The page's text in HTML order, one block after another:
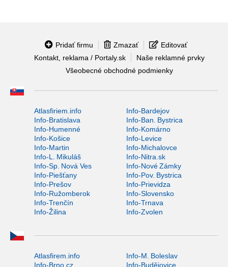
Pridať firmu Zmazať
Editovať
Kontakt, reklama / Portaly.sk
Naše reklamné prvky
Všeobecné obchodné podmienky
Atlasfiriem.info
Info-Bardejov
Info-Bratislava
Info-Ban. Bystrica
Info-Humenné
Info-Komárno
Info-Košice
Info-Levice
Info-Martin
Info-Michalovce
Info-L. Mikuláš
Info-Nitra.sk
Info-Sp. Nová Ves
Info-Nové Zámky
Info-Piešťany
Info-Pov. Bystrica
Info-Prešov
Info-Prievidza
Info-Ružomberok
Info-Slovensko
Info-Trenčín
Info-Trnava
Info-Žilina
Info-Zvolen
Atlasfirem.info
Info-M. Boleslav
Info-Brno.cz
Info-Budějovice